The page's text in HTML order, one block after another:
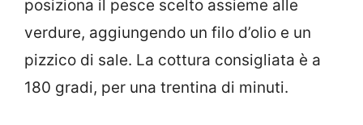
posiziona il pesce scelto assieme alle
verdure, aggiungendo un filo d’olio e un
pizzico di sale. La cottura consigliata è a
180 gradi, per una trentina di minuti.